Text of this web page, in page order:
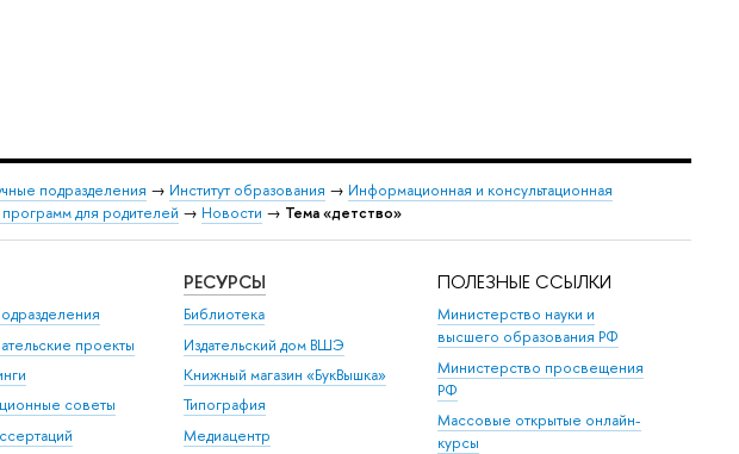
подразделения → Институт образования → Информационная и консультационная
для родителей → Новости → Тема «детство»
проекты
советы
РЕСУРСЫ
Библиотека
Издательский дом ВШЭ
Книжный магазин «БукВышка»
Типография
Медиацентр
ПОЛЕЗНЫЕ ССЫЛКИ
Министерство науки и
высшего образования РФ
Министерство просвещения
РФ
Массовые открытые онлайн-
курсы